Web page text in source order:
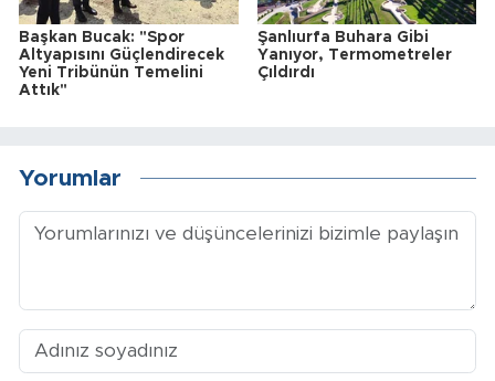
Başkan Bucak: "Spor
Altyapısını Güçlendirecek
Yeni Tribünün Temelini
Attık"
Şanlıurfa Buhara Gibi
Yanıyor, Termometreler
Çıldırdı
Yorumlar